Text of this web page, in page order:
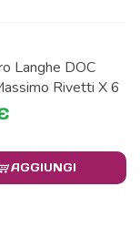
Langhe DOC
Rivetti X 6
AGGIUNGI